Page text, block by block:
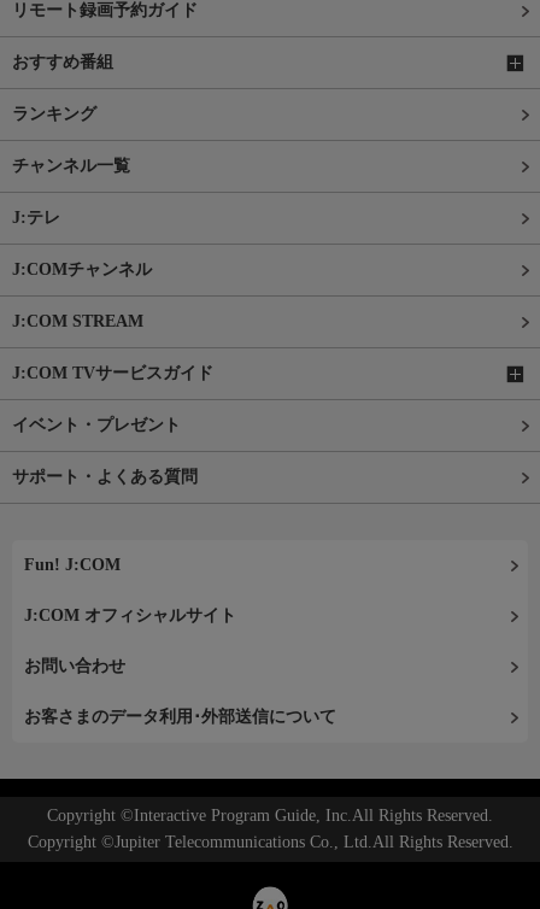
リモート録画予約ガイド
おすすめ番組
ランキング
チャンネル一覧
J:テレ
J:COMチャンネル
J:COM STREAM
J:COM TVサービスガイド
イベント・プレゼント
サポート・よくある質問
Fun! J:COM
J:COM オフィシャルサイト
お問い合わせ
お客さまのデータ利用･外部送信について
Copyright ©Interactive Program Guide, Inc.All Rights Reserved.
Copyright ©Jupiter Telecommunications Co., Ltd.All Rights Reserved.